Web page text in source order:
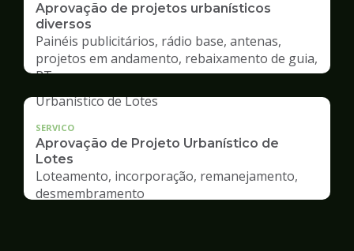
Aprovação de projetos urbanísticos
diversos
Painéis publicitários, rádio base, antenas,
projetos em andamento, rebaixamento de guia,
RT
SERVICO
Aprovação de Projeto Urbanístico de
Lotes
Loteamento, incorporação, remanejamento,
desmembramento